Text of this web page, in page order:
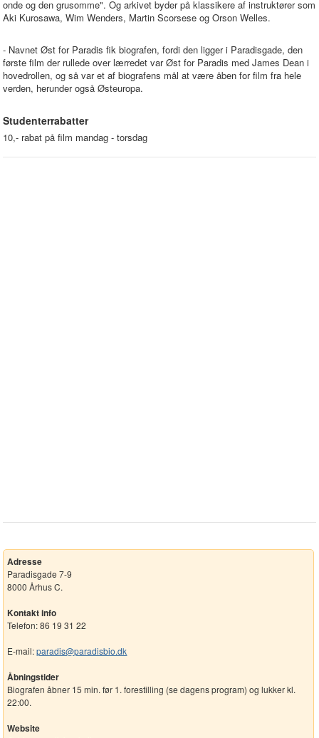
onde og den grusomme". Og arkivet byder på klassikere af instruktører som
Aki Kurosawa, Wim Wenders, Martin Scorsese og Orson Welles.
- Navnet Øst for Paradis fik biografen, fordi den ligger i Paradisgade, den
første film der rullede over lærredet var Øst for Paradis med James Dean i
hovedrollen, og så var et af biografens mål at være åben for film fra hele
verden, herunder også Østeuropa.
Studenterrabatter
10,- rabat på film mandag - torsdag
Adresse
Paradisgade 7-9
8000 Århus C.
Kontakt info
Telefon: 86 19 31 22
E-mail:paradis@paradisbio.dk
Åbningstider
Biografen åbner 15 min. før 1. forestilling (se dagens program) og lukker kl.
22:00.
Website